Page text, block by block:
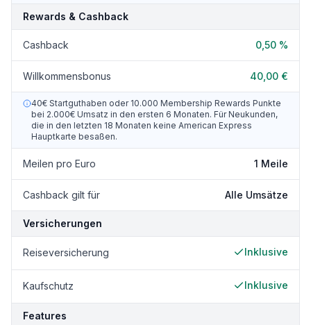
Rewards & Cashback
Cashback 0,50 %
Willkommensbonus 40,00 €
40€ Startguthaben oder 10.000 Membership Rewards Punkte
bei 2.000€ Umsatz in den ersten 6 Monaten. Für Neukunden,
die in den letzten 18 Monaten keine American Express
Hauptkarte besaßen.
Meilen pro Euro 1 Meile
Cashback gilt für Alle Umsätze
Versicherungen
Reiseversicherung Inklusive
Kaufschutz Inklusive
Features